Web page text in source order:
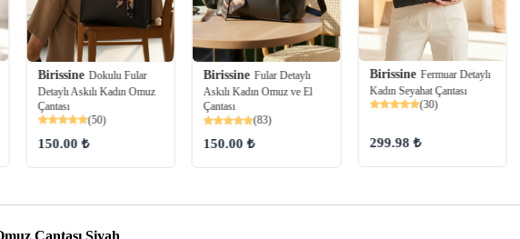
Birissine Dokulu Fular
Detaylı Askılı Kadın Omuz
Çantası
(50)
150.00 ₺
Birissine Fular Detaylı
Askılı Kadın Omuz ve El
Çantası
(83)
150.00 ₺
Birissine Fermuar Detaylı
Kadın Seyahat Çantası
(30)
299.98 ₺